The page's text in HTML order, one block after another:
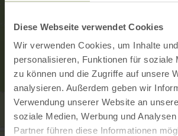
Diese Webseite verwendet Cookies
Wir verwenden Cookies, um Inhalte
personalisieren, Funktionen für soziale
zu können und die Zugriffe auf unsere
analysieren. Außerdem geben wir
Verwendung unserer Website an
soziale Medien, Werbung und
Partner führen diese Informationen